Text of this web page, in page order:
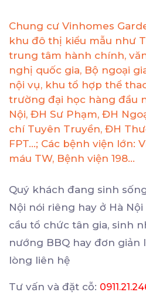
Chung cư Vinhomes
khu đô thị kiểu mẫu như
trung tâm hành chính,
nghị quốc gia, Bộ ngoại
nội vụ, khu tổ hợp thể
trường đại học hàng đầu
Nội, ĐH Sư Phạm, ĐH
chí Tuyên Truyền, ĐH
FPT…; Các bệnh viện lớn:
máu TW, Bệnh viện 198…
Quý khách đang sinh
Nội nói riêng hay ở Hà
cầu tổ chức tân gia, sinh
nướng BBQ hay đơn giản
lòng liên hệ
Tư vấn và đặt cỗ: